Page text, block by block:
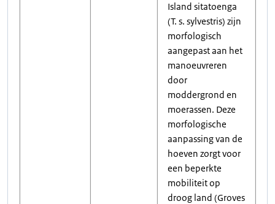
Island sitatoenga
(T. s. sylvestris) zijn
morfologisch
aangepast aan het
manoeuvreren
door
moddergrond en
moerassen. Deze
morfologische
aanpassing van de
hoeven zorgt voor
een beperkte
mobiliteit op
droog land (Groves